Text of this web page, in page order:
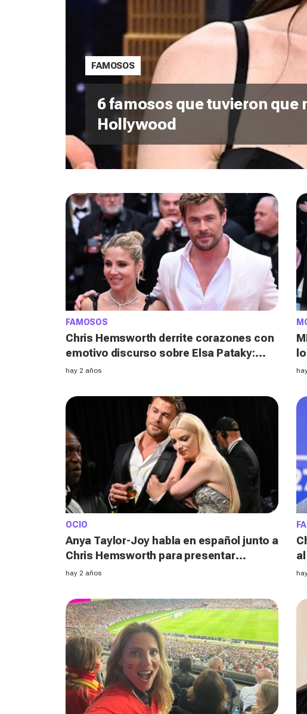
FAMOSOS
6 famosos que tuvieron que
Hollywood
FAMOSOS
Chris Hemsworth derrite corazones con
emotivo discurso sobre Elsa Pataky:
"Nada sería especial sin ti"
hay 2 años
OCIO
Anya Taylor-Joy habla en español junto a
Chris Hemsworth para presentar
"Furiosa" y se vuelve viral
hay 2 años